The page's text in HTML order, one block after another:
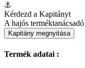
⚓
Kérdezd a Kapitányt
A hajós
Kapitány megnyitása
Termék adatai :